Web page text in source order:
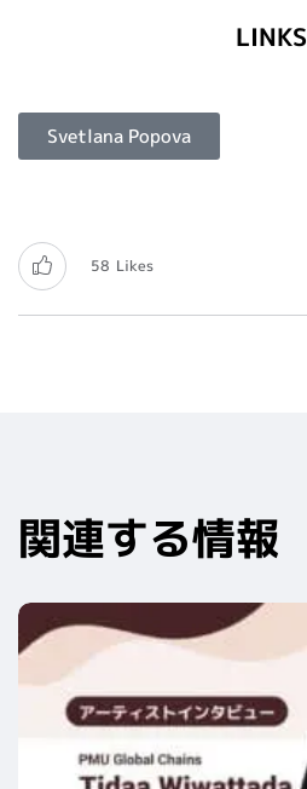
LINKS
Svetlana Popova
58 Likes
関連する情報